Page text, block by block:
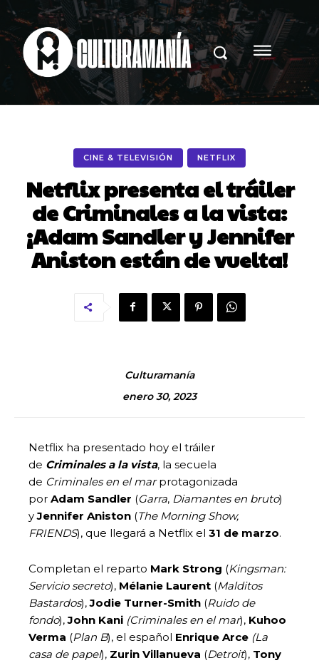
CINE & TELEVISIÓN NETFLIX
Netflix presenta el tráiler
de Criminales a la vista:
¡Adam Sandler y Jennifer
Aniston están de vuelta!
Culturamanía
enero 30, 2023
Netflix ha presentado hoy el tráiler
de Criminales a la vista, la secuela
de Criminales en el marprotagonizada
por Adam Sandler (Garra, Diamantes en bruto)
yJennifer Aniston (The Morning Show,
FRIENDS), que llegará a Netflix el 31 de marzo.
Completan el reparto Mark Strong (Kingsman:
Servicio secreto), Mélanie Laurent (Malditos
Bastardos),Jodie Turner-Smith (Ruido de
fondo),John Kani (Criminales en el mar), Kuhoo
Verma (Plan B), el español Enrique Arce (La
casa de papel), Zurin Villanueva (Detroit), Tony